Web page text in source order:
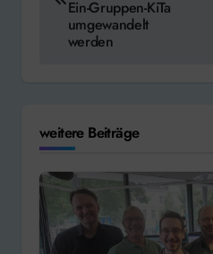
Ein-Gruppen-KiTa
umgewandelt
werden
weitere Beiträge